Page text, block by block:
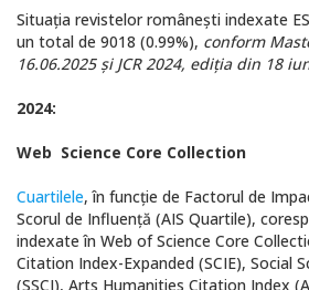
Situaţia revistelor româneşti indexate
un total de 9018 (0.99%), conform
16.06.2025 și JCR 2024, ediția din 18
2024:
Web Science Core Collection
Cuartilele, în funcție de Factorul de
Scorul de Influență (AIS Quartile),
indexate în Web of Science Core
Citation Index-Expanded (SCIE), Social
(SSCI), Arts Humanities Citation Index